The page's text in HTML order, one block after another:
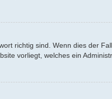
richtig sind. Wenn dies der
vorliegt, welches ein